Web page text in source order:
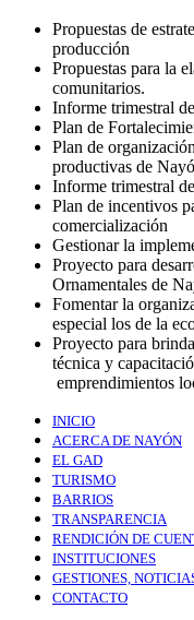
Propuestas de
producción
Propuestas para la
comunitarios.
Informe trimestral
Plan de
Plan de
productivas de
Informe trimestral
Plan de incentivos
comercialización
Gestionar la
Proyecto para
Ornamentales de
Fomentar la
especial los de la
Proyecto para
técnica y
emprendimientos
INICIO
ACERCA DE NAYÓN
EL GAD
TURISMO
BARRIOS
TRANSPARENCIA
RENDICIÓN DE
INSTITUCIONES
GESTIONES,
CONTACTO